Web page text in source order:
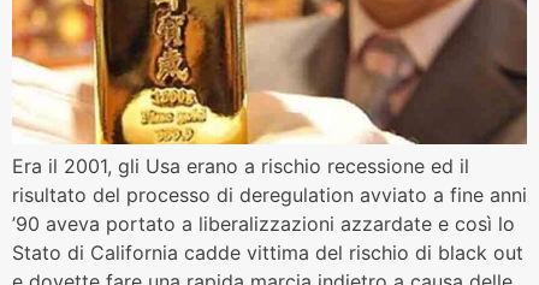
Era il 2001, gli Usa erano a rischio recessione ed il
risultato del processo di deregulation avviato a fine anni
’90 aveva portato a liberalizzazioni azzardate e così lo
Stato di California cadde vittima del rischio di black out